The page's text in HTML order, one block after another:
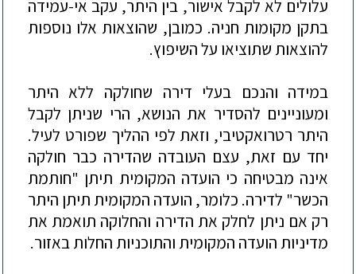
עלולים לא לקבל אישור, בין היתר, עקב אי-עמידה
בתקן מקומות חניה. כמובן, שהוצאות אלו נוספות
להוצאות שתוציאו על השיפוץ.
במידה והנכם בעלי דירה שחולקה ללא היתר
ומעוניינים להסדיר את הנושא, הרי שניתן לקבל
היתר רטרואקטיבי, וזאת לפי ההליך שפורט לעיל.
יחד עם זאת, עצם העובדה שהדירה כבר חולקה
אינה מבטיחה כי הועדה המקומית תיתן "חותמת
הכשר" לדירה. כלומר, הועדה המקומית תיתן היתר
רק אם ניתן לחלק את הדירה והחלוקה תואמת את
מדיניות הועדה המקומית והתוכניות החלות באזור.